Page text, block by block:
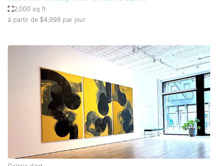
2,000 sq ft
à partir de $4,998 par jour